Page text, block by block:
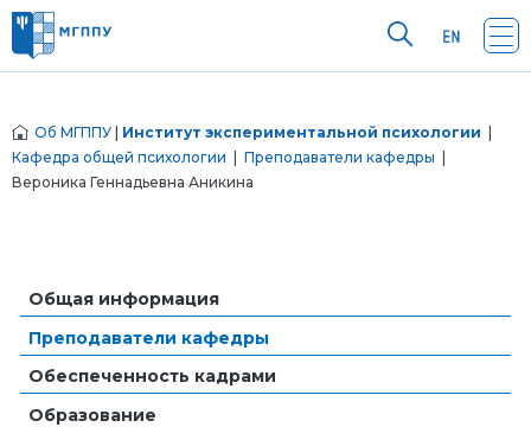
Об МГППУ Институт экспериментальной психологии
Кафедра общей психологии
Преподаватели кафедры
Вероника Геннадьевна Аникина
Общая информация
Преподаватели кафедры
Обеспеченность кадрами
Образование